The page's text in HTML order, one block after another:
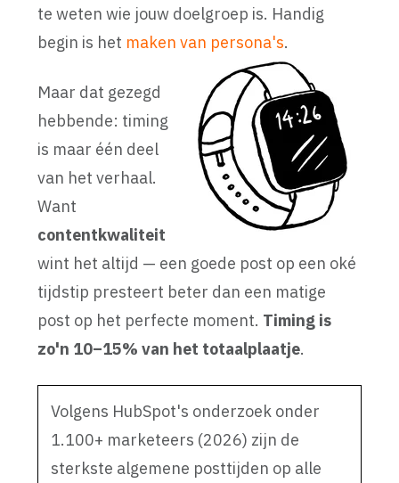
te weten wie jouw doelgroep is. Handig
begin is het maken van persona's.
Maar dat gezegd
hebbende: timing
is maar één deel
van het verhaal.
Want
contentkwaliteit
wint het altijd — een goede post op een oké
tijdstip presteert beter dan een matige
post op het perfecte moment. Timing is
zo'n 10–15% van het totaalplaatje.
Volgens HubSpot's onderzoek onder
1.100+ marketeers (2026) zijn de
sterkste algemene posttijden op alle